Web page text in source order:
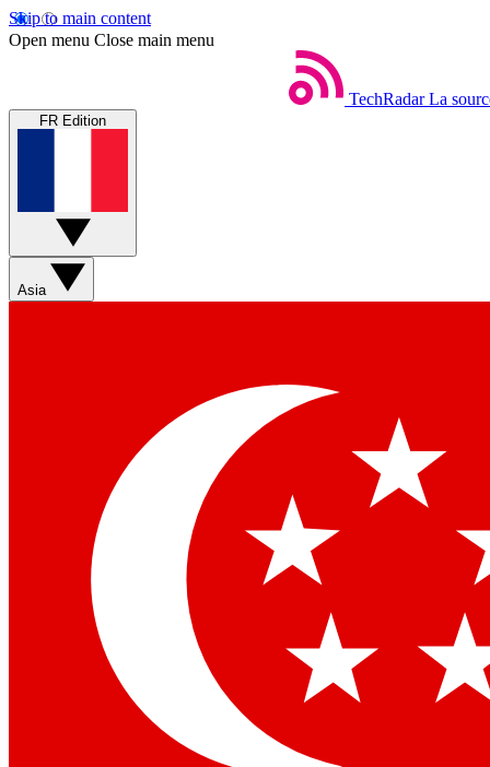
Skip to main content
Open menu Close main menu
TechRadar La
FR Edition
Asia